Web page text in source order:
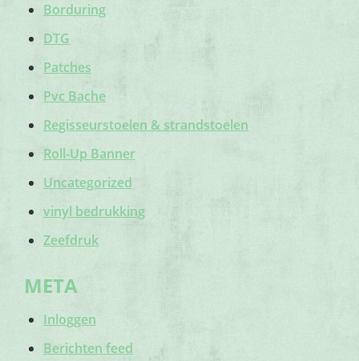
Borduring
DTG
Patches
Pvc Bache
Regisseurstoelen & strandstoelen
Roll-Up Banner
Uncategorized
vinyl bedrukking
Zeefdruk
META
Inloggen
Berichten feed